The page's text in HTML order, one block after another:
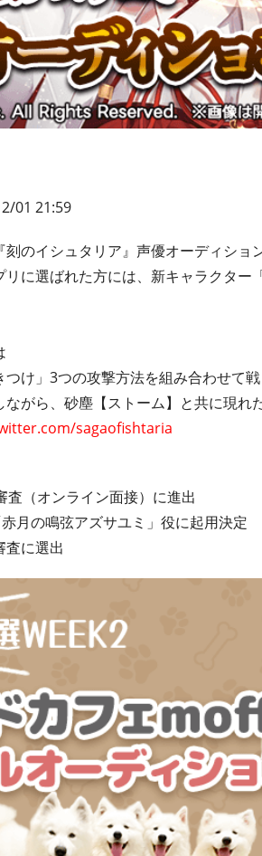
01 21:59
のイシュタリア』声優オーディショ
に選ばれた方には、新キャラクタ
つけ」3つの攻撃方法を組み合わせて
がら、砂塵【ストーム】と共に現れ
sagaofishtaria
査（オンライン面接）に進出
月の鳴弦アズサユミ」役に起用決定
査に選出